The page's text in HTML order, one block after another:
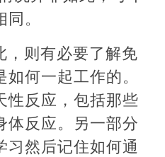
。
，则有必要了解免
何一起工作的。
性反应，包括那些
体反应。另一部分
习然后记住如何通